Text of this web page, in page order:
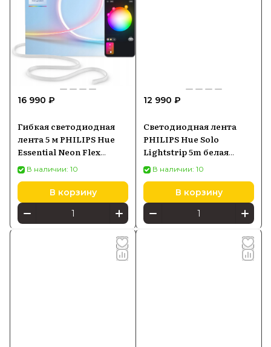
16 990 ₽
Гибкая светодиодная
лента 5 м PHILIPS Hue
Essential Neon Flex
929004295101
В наличии: 10
В корзину
12 990 ₽
Светодиодная лента
PHILIPS Hue Solo
Lightstrip 5m белая
929003817002
В наличии: 10
В корзину